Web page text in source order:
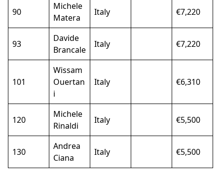
90
Michele
Matera
Italy €7,220
93
Davide
Brancale
Italy €7,220
101
Wissam
Ouertan
i
Italy €6,310
120
Michele
Rinaldi
Italy €5,500
130
Andrea
Ciana
Italy €5,500